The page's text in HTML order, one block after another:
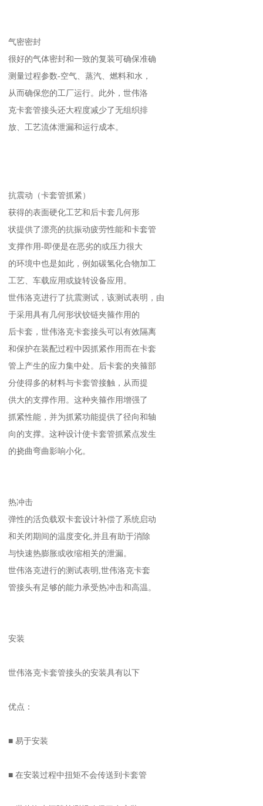
气密密封
很好的气体密封和一致的复装可确保准确
测量过程参数-空气、蒸汽、燃料和水，
从而确保您的工厂运行。此外，世伟洛
克卡套管接头还大程度减少了无组织排
放、工艺流体泄漏和运行成本。
抗震动（卡套管抓紧）
获得的表面硬化工艺和后卡套几何形
状提供了漂亮的抗振动疲劳性能和卡套管
支撑作用-即便是在恶劣的或压力很大
的环境中也是如此，例如碳氢化合物加工
工艺、车载应用或旋转设备应用。
世伟洛克进行了抗震测试，该测试表明，由
于采用具有几何形状铰链夹箍作用的
后卡套，世伟洛克卡套接头可以有效隔离
和保护在装配过程中因抓紧作用而在卡套
管上产生的应力集中处。后卡套的夹箍部
分使得多的材料与卡套管接触，从而提
供大的支撑作用。这种夹箍作用增强了
抓紧性能，并为抓紧功能提供了径向和轴
向的支撑。这种设计使卡套管抓紧点发生
的挠曲弯曲影响小化。
热冲击
弹性的活负载双卡套设计补偿了系统启动
和关闭期间的温度变化,并且有助于消除
与快速热膨胀或收缩相关的泄漏。
世伟洛克进行的测试表明,世伟洛克卡套
管接头有足够的能力承受热冲击和高温。
安装
世伟洛克卡套管接头的安装具有以下
优点：
■ 易于安装
■ 在安装过程中扭矩不会传送到卡套管